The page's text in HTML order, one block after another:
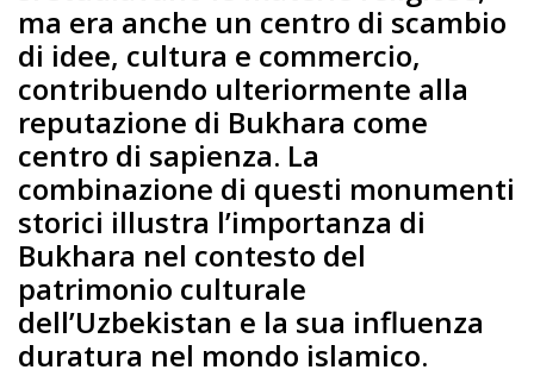
ma era anche un centro di scambio
di idee, cultura e commercio,
contribuendo ulteriormente alla
reputazione di Bukhara come
centro di sapienza. La
combinazione di questi monumenti
storici illustra l’importanza di
Bukhara nel contesto del
patrimonio culturale
dell’Uzbekistan e la sua influenza
duratura nel mondo islamico.